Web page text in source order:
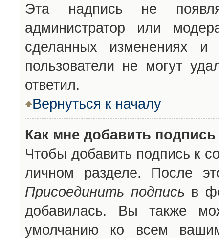
Эта надпись не
администратор или
сделанных изменениях
пользователи не могут
ответил.
Вернуться к началу
Как мне добавить
Чтобы добавить подпись к
личном разделе. После
Присоединить подпись в
добавилась. Вы также
умолчанию ко всем